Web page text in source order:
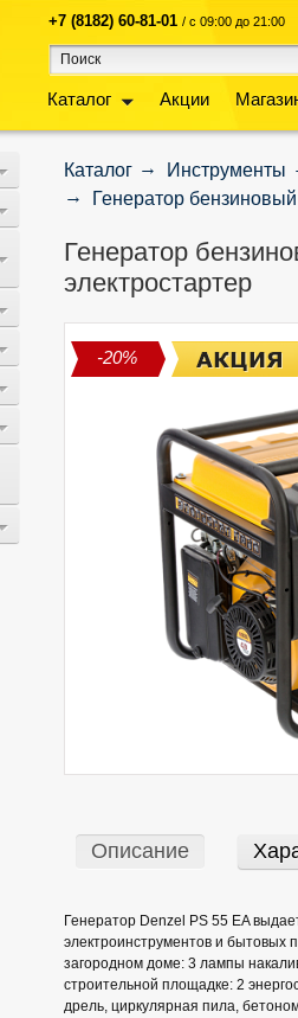
+7 (8182) 60-81-01 / с 09:00 до 21:00
Каталог Акции
Каталог Инструменты
Генератор
Генератор
электростартер
-20%
Описание
Генератор Denzel PS 55 EA
электроинструментов и
загородном доме: 3 лампы
строительной площадке: 2
дрель, циркулярная пила,